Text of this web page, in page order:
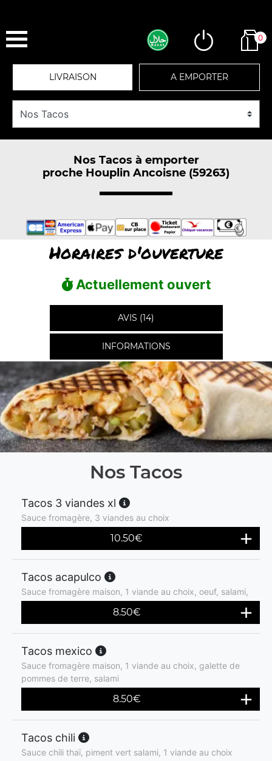
0
LIVRAISON A EMPORTER
Nos Tacos à emporter
proche Houplin Ancoisne (59263)
Horaires d'ouverture
Actuellement ouvert
AVIS (14)
INFORMATIONS
Nos Tacos
Tacos 3 viandes xl
Sauce fromagère, 3 viandes au choix
10.50€
Tacos acapulco
Sauce fromagère maison, 1 viande au choix, oeuf, salami,
8.50€
Tacos mexico
Sauce fromagère maison, 1 viande au choix, galette de
pommes de terre, salami
8.50€
Tacos chili
Sauce chili thaï, piment vert salami, 1 viande au choix